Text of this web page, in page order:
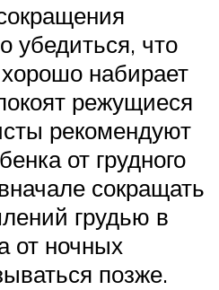
убедиться, что
набирает
режущиеся
рекомендуют
от грудного
сокращать
грудью в
от ночных
позже.